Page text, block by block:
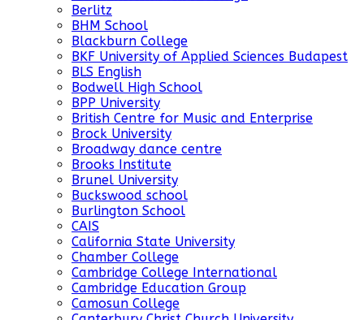
Berlitz
BHM School
Blackburn College
BKF University of Applied Sciences Budapest
BLS English
Bodwell High School
BPP University
British Centre for Music and Enterprise
Brock University
Broadway dance centre
Brooks Institute
Brunel University
Buckswood school
Burlington School
CAIS
California State University
Chamber College
Cambridge College International
Cambridge Education Group
Camosun College